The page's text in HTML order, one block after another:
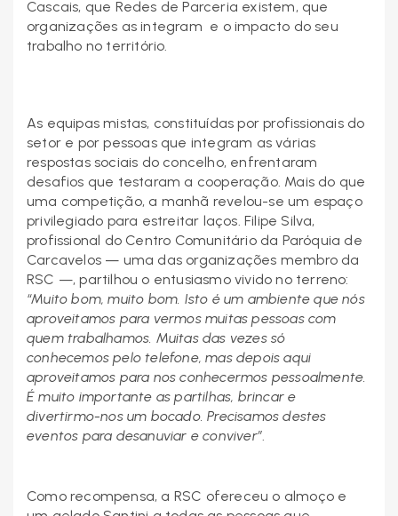
Cascais, que Redes de Parceria existem, que
organizações as integram e o impacto do seu
trabalho no território.
As equipas mistas, constituídas por profissionais do
setor e por pessoas que integram as várias
respostas sociais do concelho, enfrentaram
desafios que testaram a cooperação. Mais do que
uma competição, a manhã revelou-se um espaço
privilegiado para estreitar laços. Filipe Silva,
profissional do Centro Comunitário da Paróquia de
Carcavelos — uma das organizações membro da
RSC —, partilhou o entusiasmo vivido no terreno:
“Muito bom, muito bom. Isto é um ambiente que nós
aproveitamos para vermos muitas pessoas com
quem trabalhamos. Muitas das vezes só
conhecemos pelo telefone, mas depois aqui
aproveitamos para nos conhecermos pessoalmente.
É muito importante as partilhas, brincar e
divertirmo-nos um bocado. Precisamos destes
eventos para desanuviar e conviver”.
Como recompensa, a RSC ofereceu o almoço e